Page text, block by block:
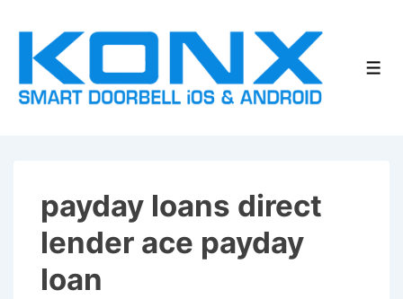
passer
contenu
payday loans direct
lender ace payday
loan